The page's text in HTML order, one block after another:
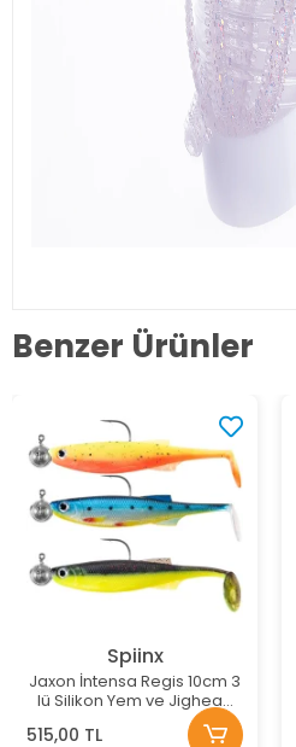
Benzer Ürünler
Spiinx
Jaxon İntensa Regis 10cm 3
lü Silikon Yem ve Jighead
515,00 TL